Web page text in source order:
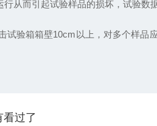
从而引起试验样品的损坏，试验数
箱箱壁10cm以上，对多个样品
过了